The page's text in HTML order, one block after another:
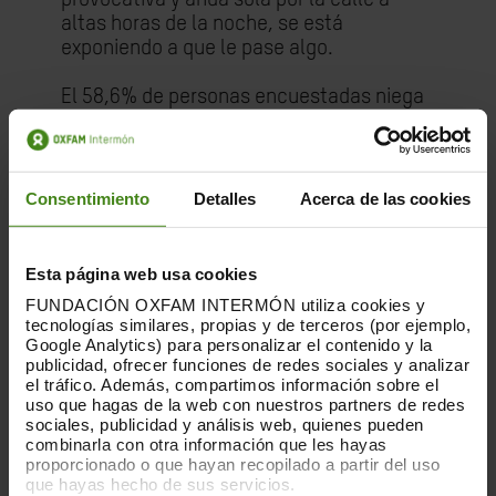
Consentimiento Detalles Acerca de las cookies
Esta página web usa cookies
FUNDACIÓN OXFAM INTERMÓN utiliza cookies y
tecnologías similares, propias y de terceros (por ejemplo,
Google Analytics) para personalizar el contenido y la
publicidad, ofrecer funciones de redes sociales y analizar
el tráfico. Además, compartimos información sobre el
uso que hagas de la web con nuestros partners de redes
sociales, publicidad y análisis web, quienes pueden
combinarla con otra información que les hayas
proporcionado o que hayan recopilado a partir del uso
que hayas hecho de sus servicios.
altas horas de la noche, se está
exponiendo a que le pase algo.
El 58,6% de personas encuestadas niega
tener
sexo sin condón
”, mientras que el 22,3%
lo afirma. En los distintos grupos de edad
se destaca que, a medida que aumenta la
en el grupo de 15 a 18 años, 23% en el de
19 a 22 años y 24,5% en el de 23 a 25
años).
El amor duele
En general, adolescentes y jóvenes
cuestionan los mitos del amor romántico,
uno de los grandes pilares donde se
reproducen comportamientos que